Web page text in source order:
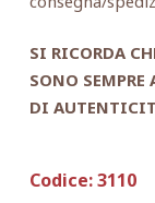
SI RICORDA
SONO
DI
Codice:3110